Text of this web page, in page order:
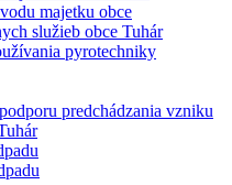
majetku obce
služieb obce Tuhár
pyrotechniky
predchádzania vzniku